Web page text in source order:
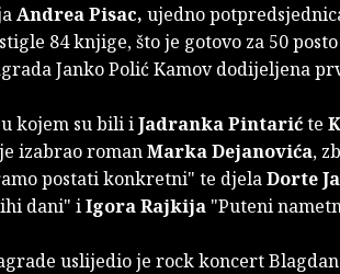
Andrea Pisac, ujedno
84 knjige, što je gotovo za 50
Janko Polić Kamov dodijeljena
kojem su bili iJadranka Pintarićte
izabrao romanMarka Dejanovića,
postati konkretni" te djelaDorte
dani" iIgora Rajkija "Puteni
uslijedio je rock koncert Blagdan